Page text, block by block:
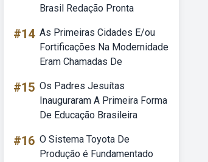
Brasil Redação Pronta
#14 As Primeiras Cidades E/ou
Fortificações Na Modernidade
Eram Chamadas De
#15 Os Padres Jesuítas
Inauguraram A Primeira Forma
De Educação Brasileira
#16 O Sistema Toyota De
Produção é Fundamentado